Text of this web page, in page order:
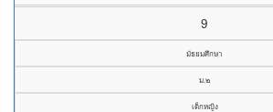
9
มัธยมศึกษา
ม.๒
เด็กหญิง